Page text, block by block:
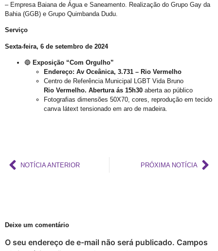
GGB comemora sentença exemplar
Na sede do GGB
Ótimo Setembro em Salvador
Aberta Inscrições de Casais LGBT para exposição fotográfica ´”Revele o seu Amor”
– Empresa Baiana de Água e Saneamento. Realização do Grupo Gay da
Bahia (GGB) e Grupo Quimbanda Dudu.
Serviço
Sexta-feira, 6 de setembro de 2024
🔵 Exposição “Com Orgulho”
Endereço: Av Oceânica, 3.731 – Rio Vermelho
Centro de Referência Municipal LGBT Vida Bruno
Rio Vermelho. Abertura ás 15h30 aberta ao público
Fotografias dimensões 50X70, cores, reprodução em tecido
canva látext tensionado em aro de madeira.
NOTÍCIA ANTERIOR PRÓXIMA NOTÍCIA
Deixe um comentário
O seu endereço de e-mail não será publicado. Campos